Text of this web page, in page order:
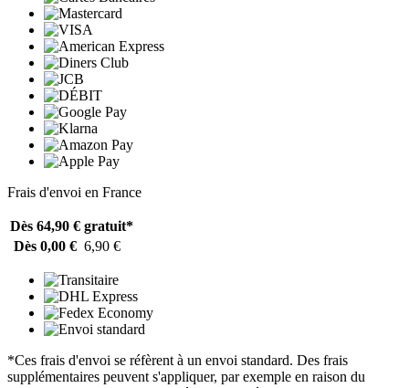
Frais d'envoi en France
Dès 64,90 € gratuit*
Dès 0,00 € 6,90 €
*Ces frais d'envoi se réfèrent à un envoi standard. Des frais
supplémentaires peuvent s'appliquer, par exemple en raison du